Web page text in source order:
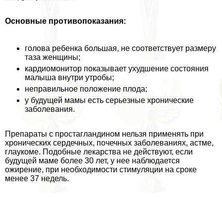
Основные противопоказания:
голова ребенка большая, не соответствует размеру
таза женщины;
кардиомонитор показывает ухудшение состояния
малыша внутри утробы;
неправильное положение плода;
у будущей мамы есть серьезные хронические
заболевания.
Препараты с простагландином нельзя применять при
хронических сердечных, почечных заболеваниях, астме,
глаукоме. Подобные лекарства не действуют, если
будущей маме более 30 лет, у нее наблюдается
ожирение, при необходимости стимуляции на сроке
менее 37 недель.